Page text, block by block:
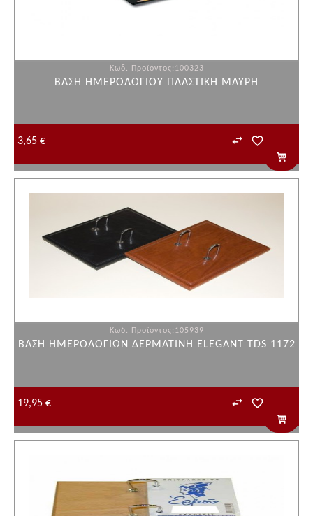
Κωδ. Προϊόντος:100323
ΒΑΣΗ ΗΜΕΡΟΛΟΓΙΟΥ ΠΛΑΣΤΙΚΗ ΜΑΥΡΗ
3,65 €
Κωδ. Προϊόντος:105939
ΒΑΣΗ ΗΜΕΡΟΛΟΓΙΩΝ ΔΕΡΜΑΤΙΝΗ ELEGANT TDS 1172
19,95 €